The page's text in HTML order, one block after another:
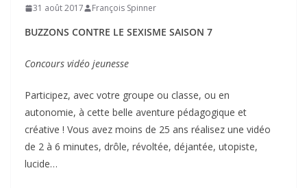
31 août 2017 François Spinner
BUZZONS CONTRE LE SEXISME SAISON 7
Concours vidéo jeunesse
Participez, avec votre groupe ou classe, ou en
autonomie, à cette belle aventure pédagogique et
créative ! Vous avez moins de 25 ans réalisez une vidéo
de 2 à 6 minutes, drôle, révoltée, déjantée, utopiste,
lucide…